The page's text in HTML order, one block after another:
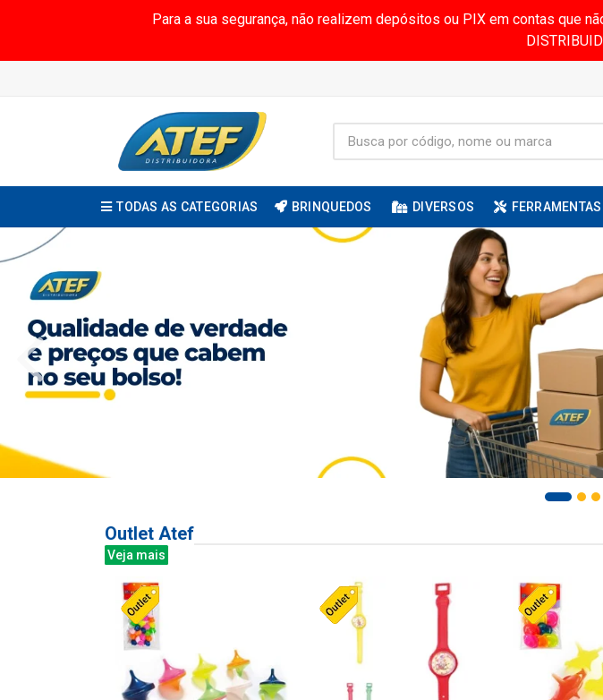
Para a sua segurança, não realizem depósitos ou PIX em contas que
TODAS AS CATEGORIAS BRINQUEDOS DIVERSOS FERRAMENTAS
Outlet Atef
Veja mais